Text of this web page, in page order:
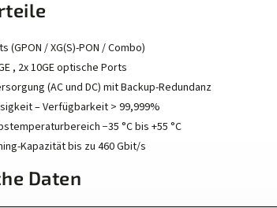
(GPON / XG(S)-PON / Combo)
, 2x 10GE optische Ports
(AC und DC) mit Backup-Redundanz
– Verfügbarkeit > 99,999%
−35 °C bis +55 °C
Kapazität bis zu 460 Gbit/s
Daten